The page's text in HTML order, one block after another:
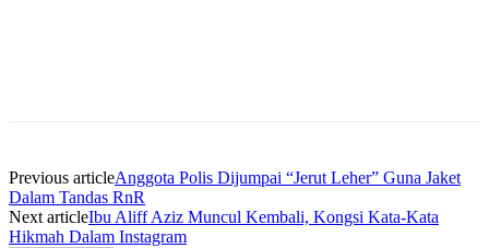
Previous articleAnggota Polis Dijumpai “Jerut Leher” Guna Jaket
Dalam Tandas RnR
Next articleIbu Aliff Aziz Muncul Kembali, Kongsi Kata-Kata
Hikmah Dalam Instagram